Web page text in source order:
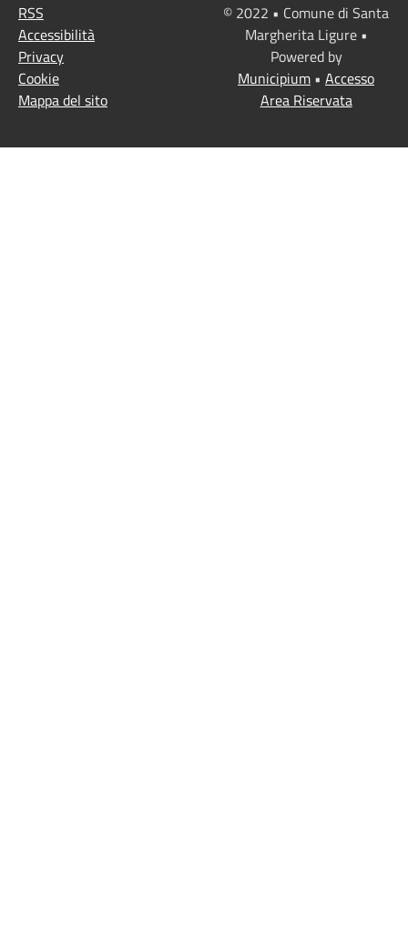
RSS
Accessibilità
Privacy
Cookie
Mappa del sito
© 2022 • Comune di Santa
Margherita Ligure •
Powered by
Municipium • Accesso
Area Riservata